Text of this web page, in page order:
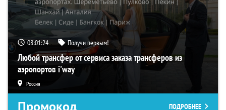
08:01:23 Получи первым!
Любой трансфер от сервиса заказа трансферов из
аэропортов i'way
Россия
Промокод ПОДРОБНЕЕ